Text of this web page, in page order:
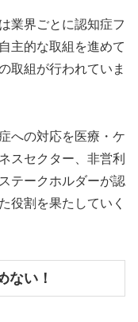
業界ごとに認知症フ
主的な取組を進めて
取組が行われていま
への対応を医療・ケ
スセクター、非営利
テークホルダーが認
役割を果たしていく
ない！